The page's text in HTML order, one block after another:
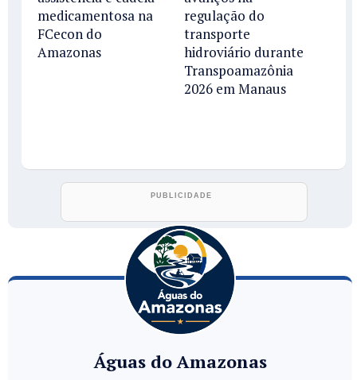
medicamentosa na
FCecon do
Amazonas
regulação do
transporte
hidroviário durante
Transpoamazônia
2026 em Manaus
Águas do Amazonas